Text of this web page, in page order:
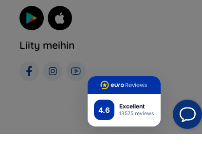
4.6 Excellent
13575 reviews
Liity meihin